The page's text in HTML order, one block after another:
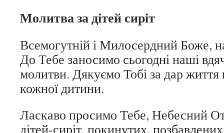
Молитва за дітей сиріт
Всемогутній і Милосердний Боже,
До Тебе заносимо сьогодні наші
молитви. Дякуємо Тобі за дар
кожної дитини.
Ласкаво просимо Тебе, Небесний
дітей-сиріт, покинутих, позбавлених